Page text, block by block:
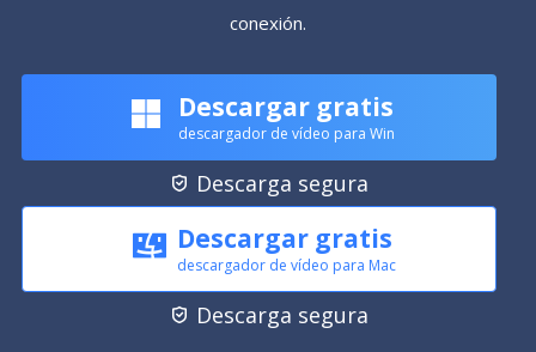
conexión.
Descargar gratis
descargador de vídeo para Win
 Descarga segura
Descargar gratis
descargador de vídeo para Mac
 Descarga segura